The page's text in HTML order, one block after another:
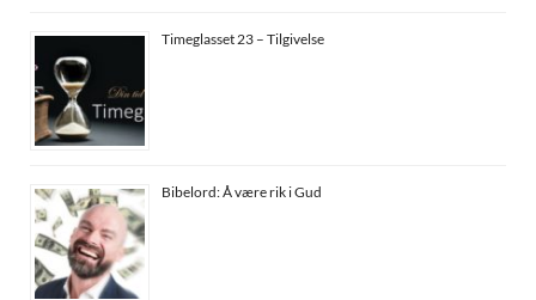
Timeglasset 23 – Tilgivelse
Bibelord: Å være rik i Gud